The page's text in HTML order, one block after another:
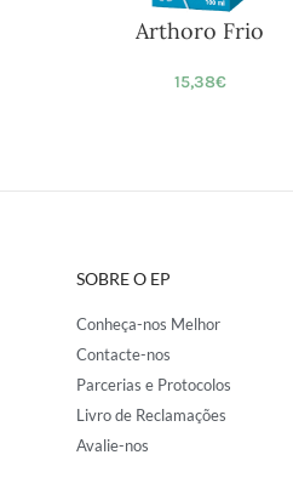
Arthoro Frio
15,38€
SOBRE O EP
Conheça-nos Melhor
Contacte-nos
Parcerias e Protocolos
Livro de Reclamações
Avalie-nos